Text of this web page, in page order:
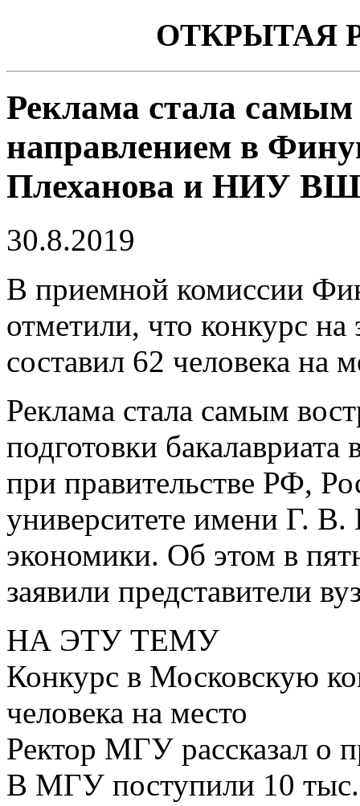
ОТКРЫТАЯ
Реклама стала
направлением в
Плеханова и НИУ
30.8.2019
В приемной комиссии
отметили, что конкурс на
составил 62 человека на
Реклама стала самым
подготовки
при правительстве РФ,
университете имени Г.
экономики. Об этом в
заявили представители
НА ЭТУ ТЕМУ
Конкурс в Московскую
человека на место
Ректор МГУ рассказал о
В МГУ поступили 10 тыс.